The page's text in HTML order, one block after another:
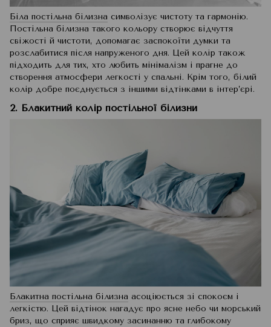
Біла постільна білизна символізує чистоту та гармонію.
Постільна білизна такого кольору створює відчуття
свіжості й чистоти, допомагає заспокоїти думки та
розслабитися після напруженого дня. Цей колір також
підходить для тих, хто любить мінімалізм і прагне до
створення атмосфери легкості у спальні. Крім того, білий
колір добре поєднується з іншими відтінками в інтер’єрі.
2. Блакитний колір постільної білизни
Блакитна постільна білизна асоціюється зі спокоєм і
легкістю. Цей відтінок нагадує про ясне небо чи морський
бриз, що сприяє швидкому засинанню та глибокому